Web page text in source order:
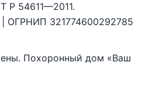
Похоронный дом «Ваш
Р 54611—2011.
ОГРНИП 321774600292785